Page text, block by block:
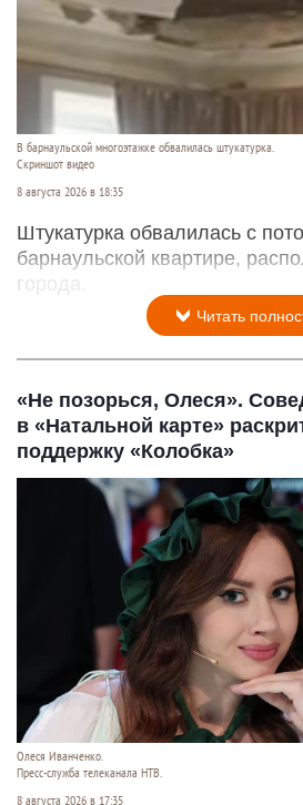
В барнаульской многоэтажке обвалилась штукатурка.
Скриншот видео
8 августа 2026 в 18:35
Штукатурка обвалилась с
барнаульской квартире,
города.
Читать
«Не позорься, Олеся».
в «Натальной карте»
поддержку «Колобка»
Олеся Иванченко.
Пресс-служба телеканала НТВ.
8 августа 2026 в 17:35